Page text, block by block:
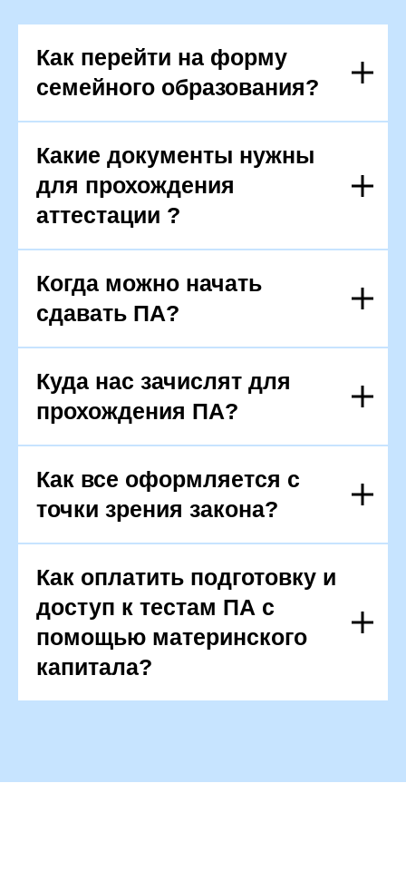
Как перейти на форму
семейного образования?
Какие документы нужны
для прохождения
аттестации ?
Когда можно начать
сдавать ПА?
Куда нас зачислят для
прохождения ПА?
Как все оформляется с
точки зрения закона?
Как оплатить подготовку и
доступ к тестам ПА с
помощью материнского
капитала?